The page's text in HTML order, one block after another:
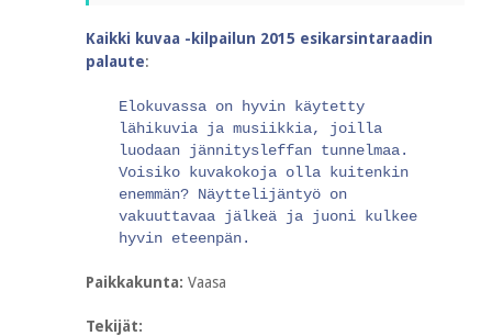
Kaikki kuvaa -kilpailun 2015 esikarsintaraadin
palaute:
Elokuvassa on hyvin käytetty
lähikuvia ja musiikkia, joilla
luodaan jännitysleffan tunnelmaa.
Voisiko kuvakokoja olla kuitenkin
enemmän? Näyttelijäntyö on
vakuuttavaa jälkeä ja juoni kulkee
hyvin eteenpän.
Paikkakunta: Vaasa
Tekijät: